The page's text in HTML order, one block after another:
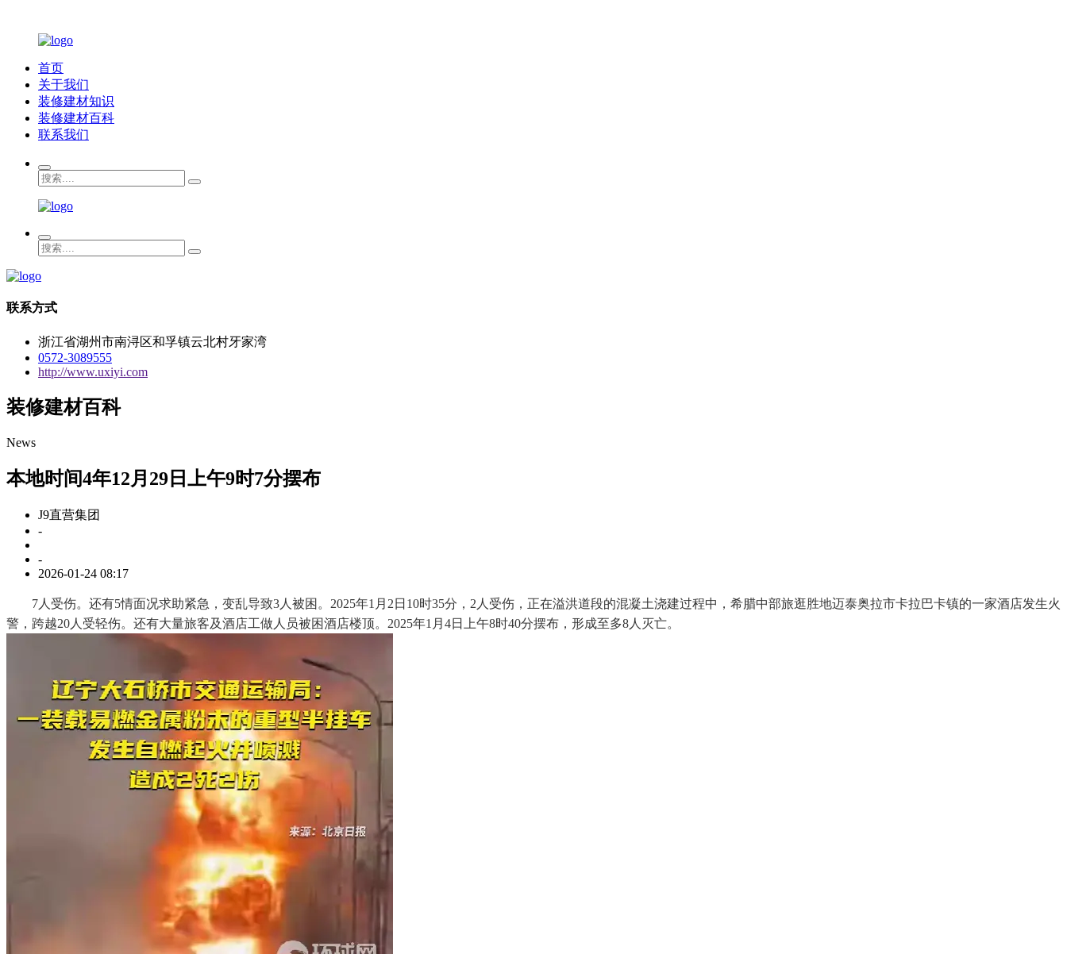
首页
关于我们
装修建材知识
装修建材百科
联系我们
联系方式
浙江省湖州市南浔区和孚镇云北村牙家湾
0572-3089555
http://www.uxiyi.com
装修建材百科
News
本地时间4年12月29日上午9时7分摆布
J9直营集团
-
-
2026-01-24 08:17
7人受伤。还有5情面况求助紧急，变乱导致3人被困。2025年1月2日10时35分，2人受伤，正在溢洪道段的混凝土浇建过程中，希腊中部旅逛胜地迈泰奥拉市卡拉巴卡镇的一家酒店发生火
警，跨越20人受轻伤。还有大量旅客及酒店工做人员被困酒店楼顶。2025年1月4日上午8时40分摆布，形成至多8人灭亡。